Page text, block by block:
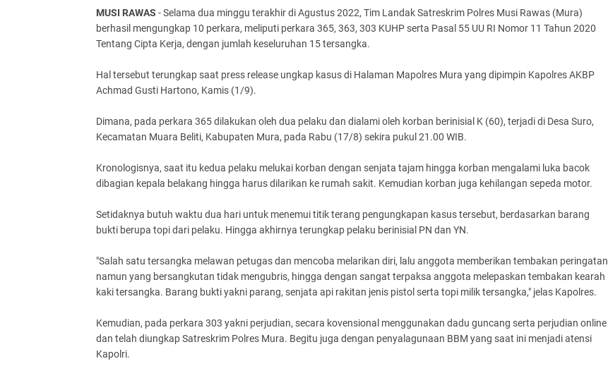
MUSI RAWAS - Selama dua minggu terakhir di Agustus 2022, Tim Landak Satreskrim Polres Musi Rawas (Mura)
berhasil mengungkap 10 perkara, meliputi perkara 365, 363, 303 KUHP serta Pasal 55 UU RI Nomor 11 Tahun 2020
Tentang Cipta Kerja, dengan jumlah keseluruhan 15 tersangka.
Hal tersebut terungkap saat press release ungkap kasus di Halaman Mapolres Mura yang dipimpin Kapolres AKBP
Achmad Gusti Hartono, Kamis (1/9).
Dimana, pada perkara 365 dilakukan oleh dua pelaku dan dialami oleh korban berinisial K (60), terjadi di Desa Suro,
Kecamatan Muara Beliti, Kabupaten Mura, pada Rabu (17/8) sekira pukul 21.00 WIB.
Kronologisnya, saat itu kedua pelaku melukai korban dengan senjata tajam hingga korban mengalami luka bacok
dibagian kepala belakang hingga harus dilarikan ke rumah sakit. Kemudian korban juga kehilangan sepeda motor.
Setidaknya butuh waktu dua hari untuk menemui titik terang pengungkapan kasus tersebut, berdasarkan barang
bukti berupa topi dari pelaku. Hingga akhirnya terungkap pelaku berinisial PN dan YN.
"Salah satu tersangka melawan petugas dan mencoba melarikan diri, lalu anggota memberikan tembakan peringatan
namun yang bersangkutan tidak mengubris, hingga dengan sangat terpaksa anggota melepaskan tembakan kearah
kaki tersangka. Barang bukti yakni parang, senjata api rakitan jenis pistol serta topi milik tersangka," jelas Kapolres.
Kemudian, pada perkara 303 yakni perjudian, secara kovensional menggunakan dadu guncang serta perjudian online
dan telah diungkap Satreskrim Polres Mura. Begitu juga dengan penyalagunaan BBM yang saat ini menjadi atensi
Kapolri.